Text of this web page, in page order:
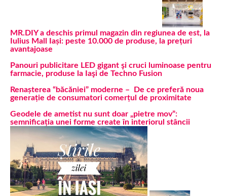
MR.DIY a deschis primul magazin din regiunea de est, la
Iulius Mall Iași: peste 10.000 de produse, la prețuri
avantajoase
Panouri publicitare LED gigant şi cruci luminoase pentru
farmacie, produse la Iaşi de Techno Fusion
Renașterea “băcăniei” moderne – De ce preferă noua
generație de consumatori comerțul de proximitate
Geodele de ametist nu sunt doar „pietre mov”:
semnificația unei forme create în interiorul stâncii